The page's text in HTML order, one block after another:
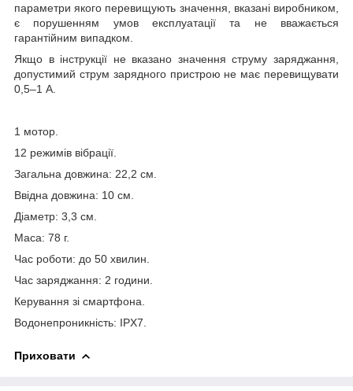
параметри якого перевищують значення, вказані виробником,
є порушенням умов експлуатації та не вважається
гарантійним випадком.
Якщо в інструкції не вказано значення струму заряджання,
допустимий струм зарядного пристрою не має перевищувати
0,5–1 А.
1 мотор.
12 режимів вібрації.
Загальна довжина: 22,2 см.
Ввідна довжина: 10 см.
Діаметр: 3,3 см.
Маса: 78 г.
Час роботи: до 50 хвилин.
Час заряджання: 2 години.
Керування зі смартфона.
Водонепроникність: IPX7.
Приховати